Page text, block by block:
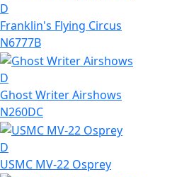
D
Franklin's Flying Circus
N6777B
D
Ghost Writer Airshows
N260DC
D
USMC MV-22 Osprey